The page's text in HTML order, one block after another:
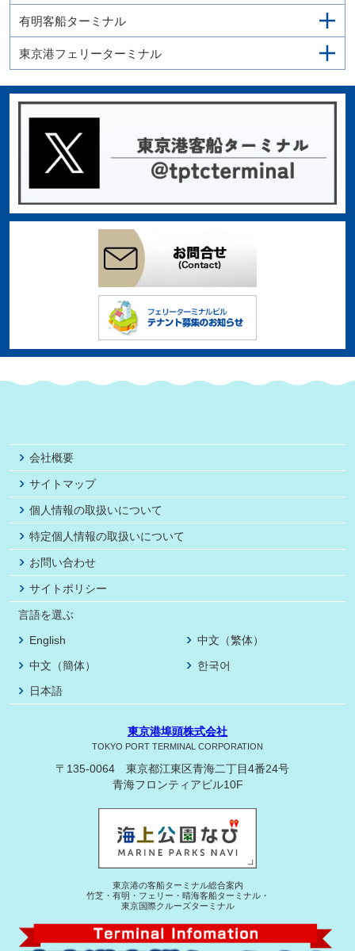
有明客船ターミナル
東京港フェリーターミナル
会社概要
サイトマップ
個人情報の取扱いについて
特定個人情報の取扱いについて
お問い合わせ
サイトポリシー
言語を選ぶ
English
中文（繁体）
中文（簡体）
한국어
日本語
東京港埠頭株式会社
TOKYO PORT TERMINAL CORPORATION
〒135-0064 東京都江東区青海二丁目4番24号
青海フロンティアビル10F
東京港の客船ターミナル総合案内
竹芝・有明・フェリー・晴海客船ターミナル・
東京国際クルーズターミナル